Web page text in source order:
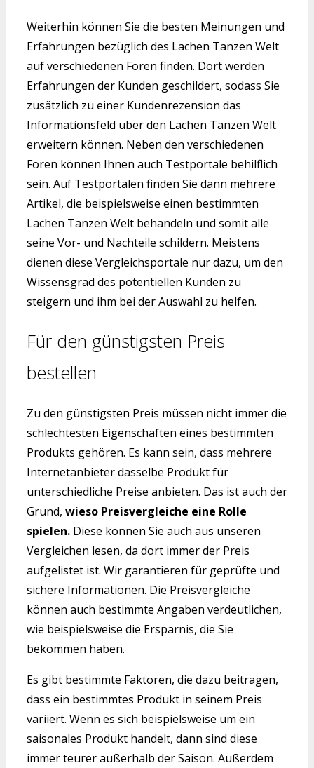
Weiterhin können Sie die besten Meinungen und
Erfahrungen bezüglich des Lachen Tanzen Welt
auf verschiedenen Foren finden. Dort werden
Erfahrungen der Kunden geschildert, sodass Sie
zusätzlich zu einer Kundenrezension das
Informationsfeld über den Lachen Tanzen Welt
erweitern können. Neben den verschiedenen
Foren können Ihnen auch Testportale behilflich
sein. Auf Testportalen finden Sie dann mehrere
Artikel, die beispielsweise einen bestimmten
Lachen Tanzen Welt behandeln und somit alle
seine Vor- und Nachteile schildern. Meistens
dienen diese Vergleichsportale nur dazu, um den
Wissensgrad des potentiellen Kunden zu
steigern und ihm bei der Auswahl zu helfen.
Für den günstigsten Preis
bestellen
Zu den günstigsten Preis müssen nicht immer die
schlechtesten Eigenschaften eines bestimmten
Produkts gehören. Es kann sein, dass mehrere
Internetanbieter dasselbe Produkt für
unterschiedliche Preise anbieten. Das ist auch der
Grund, wieso Preisvergleiche eine Rolle
spielen. Diese können Sie auch aus unseren
Vergleichen lesen, da dort immer der Preis
aufgelistet ist. Wir garantieren für geprüfte und
sichere Informationen. Die Preisvergleiche
können auch bestimmte Angaben verdeutlichen,
wie beispielsweise die Ersparnis, die Sie
bekommen haben.
Es gibt bestimmte Faktoren, die dazu beitragen,
dass ein bestimmtes Produkt in seinem Preis
variiert. Wenn es sich beispielsweise um ein
saisonales Produkt handelt, dann sind diese
immer teurer außerhalb der Saison. Außerdem